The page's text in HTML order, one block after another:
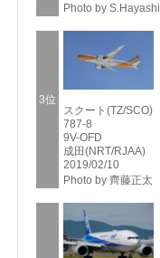
Photo by S.Hayashi
3位
スクート(TZ/SCO)
787-8
9V-OFD
成田(NRT/RJAA)
2019/02/10
Photo by 齊藤正太